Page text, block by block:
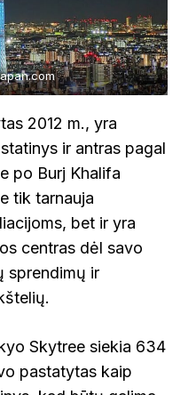
2012 m., yra
ir antras pagal
po Burj Khalifa
tik tarnauja
bet ir yra
centras dėl savo
sprendimų ir
Skytree siekia 634
pastatytas kaip